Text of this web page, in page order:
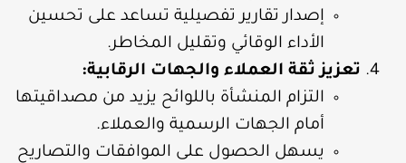
إصدار تقارير تفصيلية تساعد على تحسين
الأداء الوقائي وتقليل المخاطر.
تعزيز ثقة العملاء والجهات الرقابية:
التزام المنشأة باللوائح يزيد من مصداقيتها
أمام الجهات الرسمية والعملاء.
يسهل الحصول على الموافقات والتصاريح